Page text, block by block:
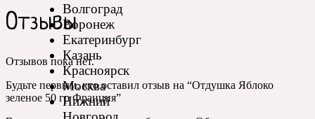
Волгоград
Воронеж
Екатеринбург
Казань
Красноярск
Москва
Нижний
Отзывы
Отзывов пока нет.
Будьте первым, кто оставил отзыв на “Отдушка Яблоко
зеленое 50 гр Франция”